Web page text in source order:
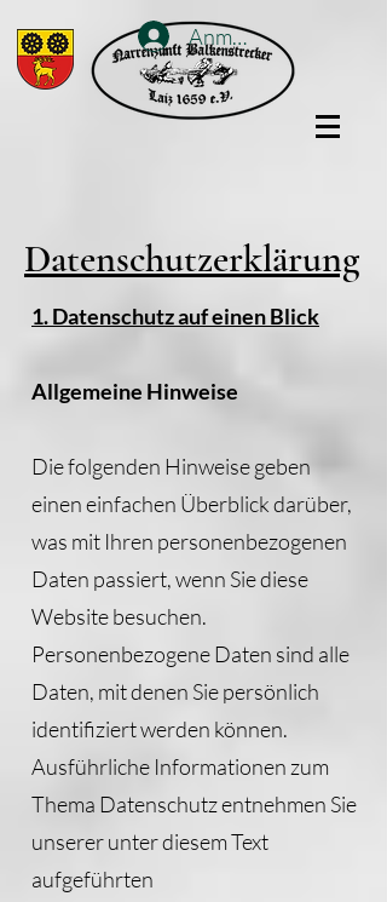
Anmelden
Datenschutzerklärung
1. Datenschutz auf einen Blick
Allgemeine Hinweise
Die folgenden Hinweise geben
einen einfachen Überblick darüber,
was mit Ihren personenbezogenen
Daten passiert, wenn Sie diese
Website besuchen.
Personenbezogene Daten sind alle
Daten, mit denen Sie persönlich
identifiziert werden können.
Ausführliche Informationen zum
Thema Datenschutz entnehmen Sie
unserer unter diesem Text
aufgeführten